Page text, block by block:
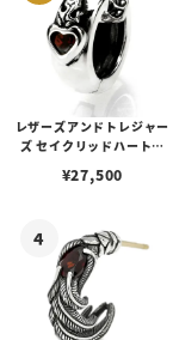
レザーズアンドトレジャー
ズ セイクリッドハートピ
¥27,500